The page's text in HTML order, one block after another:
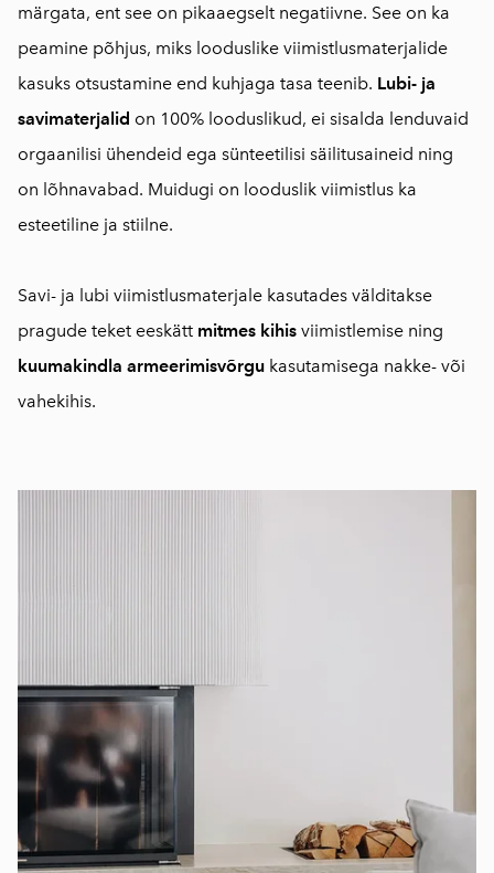
märgata, ent see on pikaaegselt negatiivne. See on ka
peamine põhjus, miks looduslike viimistlusmaterjalide
kasuks otsustamine end kuhjaga tasa teenib. Lubi- ja
savimaterjalid on 100% looduslikud, ei sisalda lenduvaid
orgaanilisi ühendeid ega sünteetilisi säilitusaineid ning
on lõhnavabad. Muidugi on looduslik viimistlus ka
esteetiline ja stiilne.
Savi- ja lubi viimistlusmaterjale kasutades välditakse
pragude teket eeskätt mitmes kihis viimistlemise ning
kuumakindla armeerimisvõrgu kasutamisega nakke- või
vahekihis.